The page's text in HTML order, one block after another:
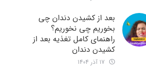
بعد از کشیدن دندان چی
بخوریم چی نخوریم؟
راهنمای کامل تغذیه بعد از
کشیدن دندان